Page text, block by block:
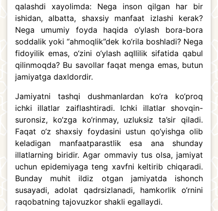
qalashdi xayolimda: Nega inson qilgan har bir
ishidan, albatta, shaxsiy manfaat izlashi kerak?
Nega umumiy foyda haqida o‘ylash bora-bora
soddalik yoki “ahmoqlik”dek ko‘rila boshladi? Nega
fidoyilik emas, o‘zini o‘ylash aqllilik sifatida qabul
qilinmoqda? Bu savollar faqat menga emas, butun
jamiyatga daxldordir.
Jamiyatni tashqi dushmanlardan ko‘ra ko‘proq
ichki illatlar zaiflashtiradi. Ichki illatlar shovqin-
suronsiz, ko‘zga ko‘rinmay, uzluksiz ta’sir qiladi.
Faqat o‘z shaxsiy foydasini ustun qo‘yishga olib
keladigan manfaatparastlik esa ana shunday
illatlarning biridir. Agar ommaviy tus olsa, jamiyat
uchun epidemiyaga teng xavfni keltirib chiqaradi.
Bunday muhit ildiz otgan jamiyatda ishonch
susayadi, adolat qadrsizlanadi, hamkorlik o‘rnini
raqobatning tajovuzkor shakli egallaydi.